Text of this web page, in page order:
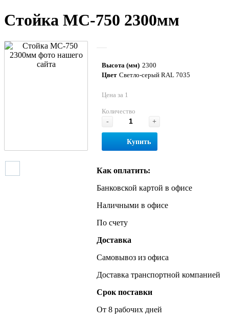
Стойка МС-750 2300мм
Высота (мм) 2300
Цвет Светло-серый RAL 7035
Цена за 1
Количество
-
+
Купить
Как оплатить:
Банковской картой в офисе
Наличными в офисе
По счету
Доставка
Самовывоз из офиса
Доставка транспортной компанией
Срок поставки
От 8 рабочих дней